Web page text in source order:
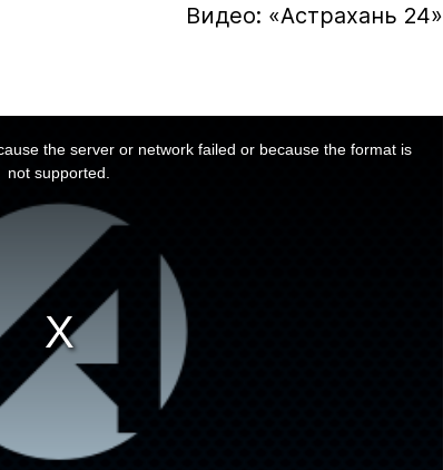
Видео: «Астрахань 24»
the server or network failed or because the format is
not supported.